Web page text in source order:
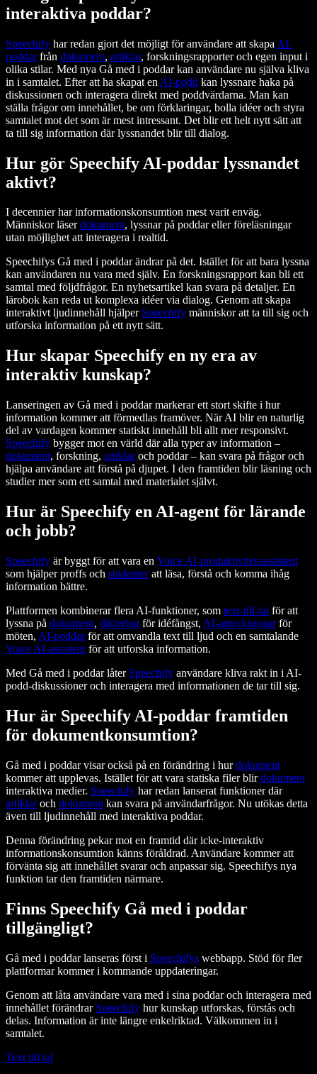
interaktiva poddar?
Speechify har redan gjort det möjligt för användare att skapa AI-
poddarfrån dokument, artiklar, forskningsrapporter och egen input i
olika stilar. Med nya Gå med i poddar kan användare nu själva kliva
in i samtalet. Efter att ha skapat en AI-podd kan lyssnare haka på
diskussionen och interagera direkt med poddvärdarna. Man kan
ställa frågor om innehållet, be om förklaringar, bolla idéer och styra
samtalet mot det som är mest intressant. Det blir ett helt nytt sätt att
ta till sig information där lyssnandet blir till dialog.
Hur gör Speechify AI-poddar lyssnandet
aktivt?
I decennier har informationskonsumtion mest varit enväg.
Människor läserdokument, lyssnar på poddar eller föreläsningar
utan möjlighet att interagera i realtid.
Speechifys Gå med i poddar ändrar på det. Istället för att bara lyssna
kan användaren nu vara med själv. En forskningsrapport kan bli ett
samtal med följdfrågor. En nyhetsartikel kan svara på detaljer. En
lärobok kan reda ut komplexa idéer via dialog. Genom att skapa
interaktivt ljudinnehåll hjälper Speechify människor att ta till sig och
utforska information på ett nytt sätt.
Hur skapar Speechify en ny era av
interaktiv kunskap?
Lanseringen av Gå med i poddar markerar ett stort skifte i hur
information kommer att förmedlas framöver. När AI blir en naturlig
del av vardagen kommer statiskt innehåll bli allt mer responsivt.
Speechify bygger mot en värld där alla typer av information –
dokument, forskning, artiklaroch poddar – kan svara på frågor och
hjälpa användare att förstå på djupet. I den framtiden blir läsning och
studier mer som ett samtal med materialet självt.
Hur är Speechify en AI-agent för lärande
och jobb?
Speechify är byggt för att vara en Voice AI-produktivitetsassistent
som hjälper proffs och studenteratt läsa, förstå och komma ihåg
information bättre.
Plattformen kombinerar flera AI-funktioner, som text-till-tal för att
lyssna på dokument, diktering för idéfångst, AI-anteckningarför
möten, AI-poddarför att omvandla text till ljud och en samtalande
Voice AI-assistent för att utforska information.
Med Gå med i poddar låter Speechify användare kliva rakt in i AI-
podd-diskussioner och interagera med informationen de tar till sig.
Hur är Speechify AI-poddar framtiden
för dokumentkonsumtion?
Gå med i poddar visar också på en förändring i hurdokument
kommer att upplevas. Istället för att vara statiska filer blirdokument
interaktiva medier. Speechify har redan lanserat funktioner där
artiklaroch dokument kan svara på användarfrågor. Nu utökas detta
även till ljudinnehåll med interaktiva poddar.
Denna förändring pekar mot en framtid där icke-interaktiv
informationskonsumtion känns föråldrad. Användare kommer att
förvänta sig att innehållet svarar och anpassar sig. Speechifys nya
funktion tar den framtiden närmare.
Finns Speechify Gå med i poddar
tillgängligt?
Gå med i poddar lanseras först i Speechifys webbapp. Stöd för fler
plattformar kommer i kommande uppdateringar.
Genom att låta användare vara med i sina poddar och interagera med
innehållet förändrar Speechify hur kunskap utforskas, förstås och
delas. Information är inte längre enkelriktad. Välkommen in i
samtalet.
Text till tal